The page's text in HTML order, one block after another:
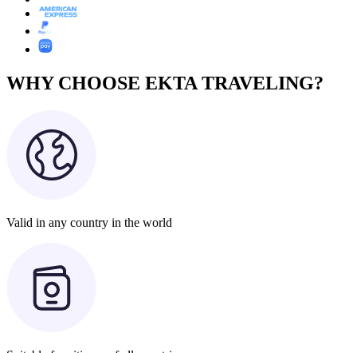
WHY CHOOSE EKTA TRAVELING?
Valid in any country in the world